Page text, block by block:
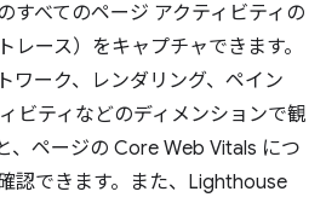
すべてのページ アクティビティの
レース）をキャプチャできます。
ワーク、レンダリング、ペイン
ビティなどのディメンションで観
、ページの Core Web Vitals につ
認できます。また、Lighthouse